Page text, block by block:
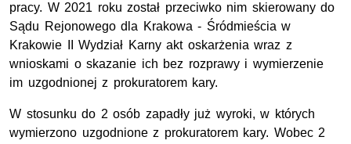
pracy. W 2021 roku został przeciwko nim skierowany do
Sądu Rejonowego dla Krakowa - Śródmieścia w
Krakowie II Wydział Karny akt oskarżenia wraz z
wnioskami o skazanie ich bez rozprawy i wymierzenie
im uzgodnionej z prokuratorem kary.
W stosunku do 2 osób zapadły już wyroki, w których
wymierzono uzgodnione z prokuratorem kary. Wobec 2